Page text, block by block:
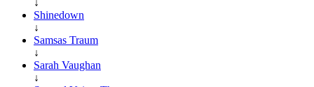
Shinedown
↓
Samsas Traum
↓
Sarah Vaughan
↓